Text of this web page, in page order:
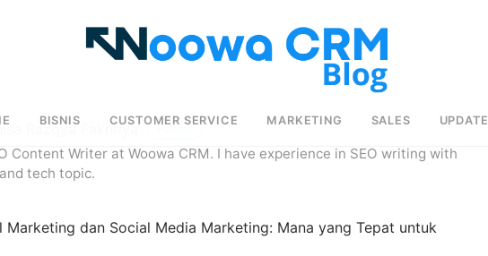
BISNIS CUSTOMER SERVICE MARKETING SALES UPDATE
Razqya Fakhriya Follow
Content Writer at Woowa CRM. I have experience in SEO writing with
tech topic.
Marketing dan Social Media Marketing: Mana yang Tepat untuk